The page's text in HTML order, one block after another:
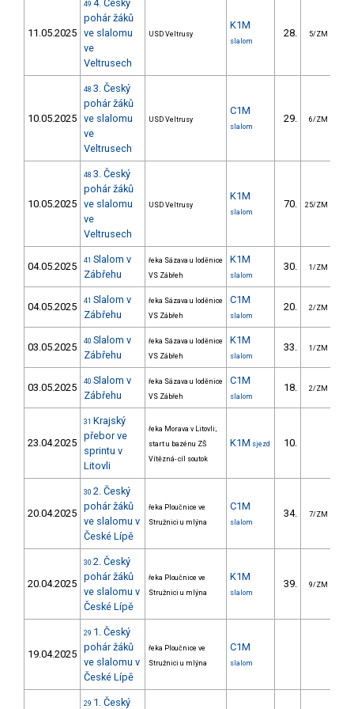
11.05.2025
49 4. Český
pohár žáků
ve slalomu
ve
Veltrusech
USD Veltrusy
K1M
slalom
28. 5/ZM
10.05.2025
48 3. Český
pohár žáků
ve slalomu
ve
Veltrusech
USD Veltrusy
C1M
slalom
29. 6/ZM
10.05.2025
48 3. Český
pohár žáků
ve slalomu
ve
Veltrusech
USD Veltrusy
K1M
slalom
70. 25/ZM
04.05.2025 41 Slalom v
Zábřehu
řeka Sázava u loděnice
VS Zábřeh
K1M
slalom
30. 1/ZM
04.05.2025 41 Slalom v
Zábřehu
řeka Sázava u loděnice
VS Zábřeh
C1M
slalom
20. 2/ZM
03.05.2025 40 Slalom v
Zábřehu
řeka Sázava u loděnice
VS Zábřeh
K1M
slalom
33. 1/ZM
03.05.2025 40 Slalom v
Zábřehu
řeka Sázava u loděnice
VS Zábřeh
C1M
slalom
18. 2/ZM
23.04.2025
31 Krajský
přebor ve
sprintu v
Litovli
řeka Morava v Litovli;
start u bazénu ZŠ
Vítězná- cíl soutok
K1M sjezd 10.
20.04.2025
30 2. Český
pohár žáků
ve slalomu v
České Lípě
řeka Ploučnice ve
Stružnici u mlýna
C1M
slalom
34. 7/ZM
20.04.2025
30 2. Český
pohár žáků
ve slalomu v
České Lípě
řeka Ploučnice ve
Stružnici u mlýna
K1M
slalom
39. 9/ZM
19.04.2025
29 1. Český
pohár žáků
ve slalomu v
České Lípě
řeka Ploučnice ve
Stružnici u mlýna
C1M
slalom
29 1. Český